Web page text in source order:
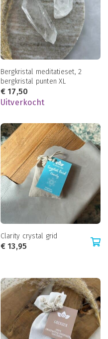
Bergkristal meditatieset, 2
bergkristal punten XL
€17,50
Uitverkocht
Clarity crystal grid
€13,95